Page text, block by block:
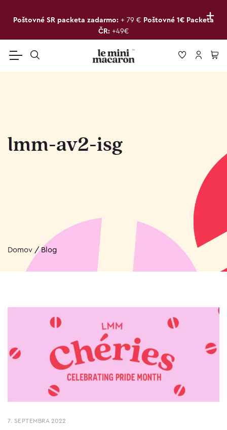
+
Poštovné SR packeta zadarmo: + 79 € Poštovné 1€ Packeta
ČR: +49€
lmm-av2-isg
Domov /Blog
7. SEPTEMBRA 2022